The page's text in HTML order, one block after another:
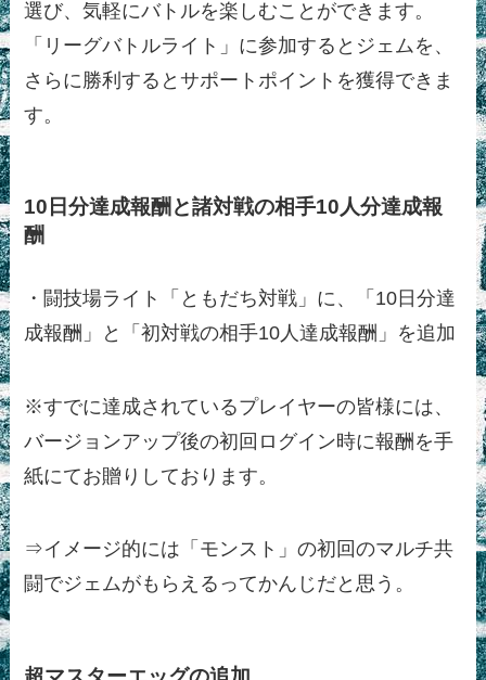
選び、気軽にバトルを楽しむことができます。
「リーグバトルライト」に参加するとジェムを、
さらに勝利するとサポートポイントを獲得できま
す。
10日分達成報酬と諸対戦の相手10人分達成報
酬
・闘技場ライト「ともだち対戦」に、「10日分達
成報酬」と「初対戦の相手10人達成報酬」を追加
※すでに達成されているプレイヤーの皆様には、
バージョンアップ後の初回ログイン時に報酬を手
紙にてお贈りしております。
⇒イメージ的には「モンスト」の初回のマルチ共
闘でジェムがもらえるってかんじだと思う。